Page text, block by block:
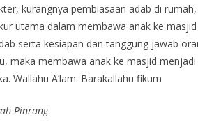
kurangnya pembiasaan adab di
utama dalam membawa anak ke
serta kesiapan dan tanggung jawab
maka membawa anak ke masjid
Wallahu A’lam. Barakallahu fikum
Pinrang